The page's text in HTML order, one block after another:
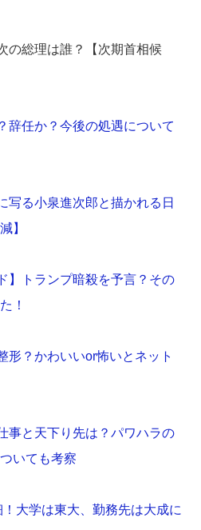
の総理は誰？【次期首相候
辞任か？今後の処遇について
写る小泉進次郎と描かれる日
】
】トランプ暗殺を予言？その
！
形？かわいいor怖いとネット
事と天下り先は？パワハラの
いても考察
大学は東大、勤務先は大成に